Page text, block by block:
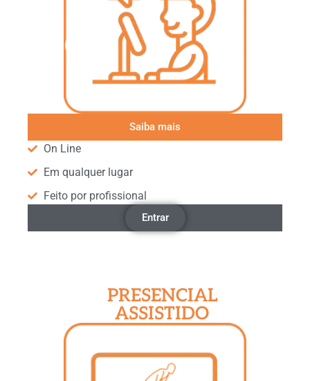
Saiba mais
On Line
Em qualquer lugar
Feito por profissional
Entrar
PRESENCIAL
ASSISTIDO